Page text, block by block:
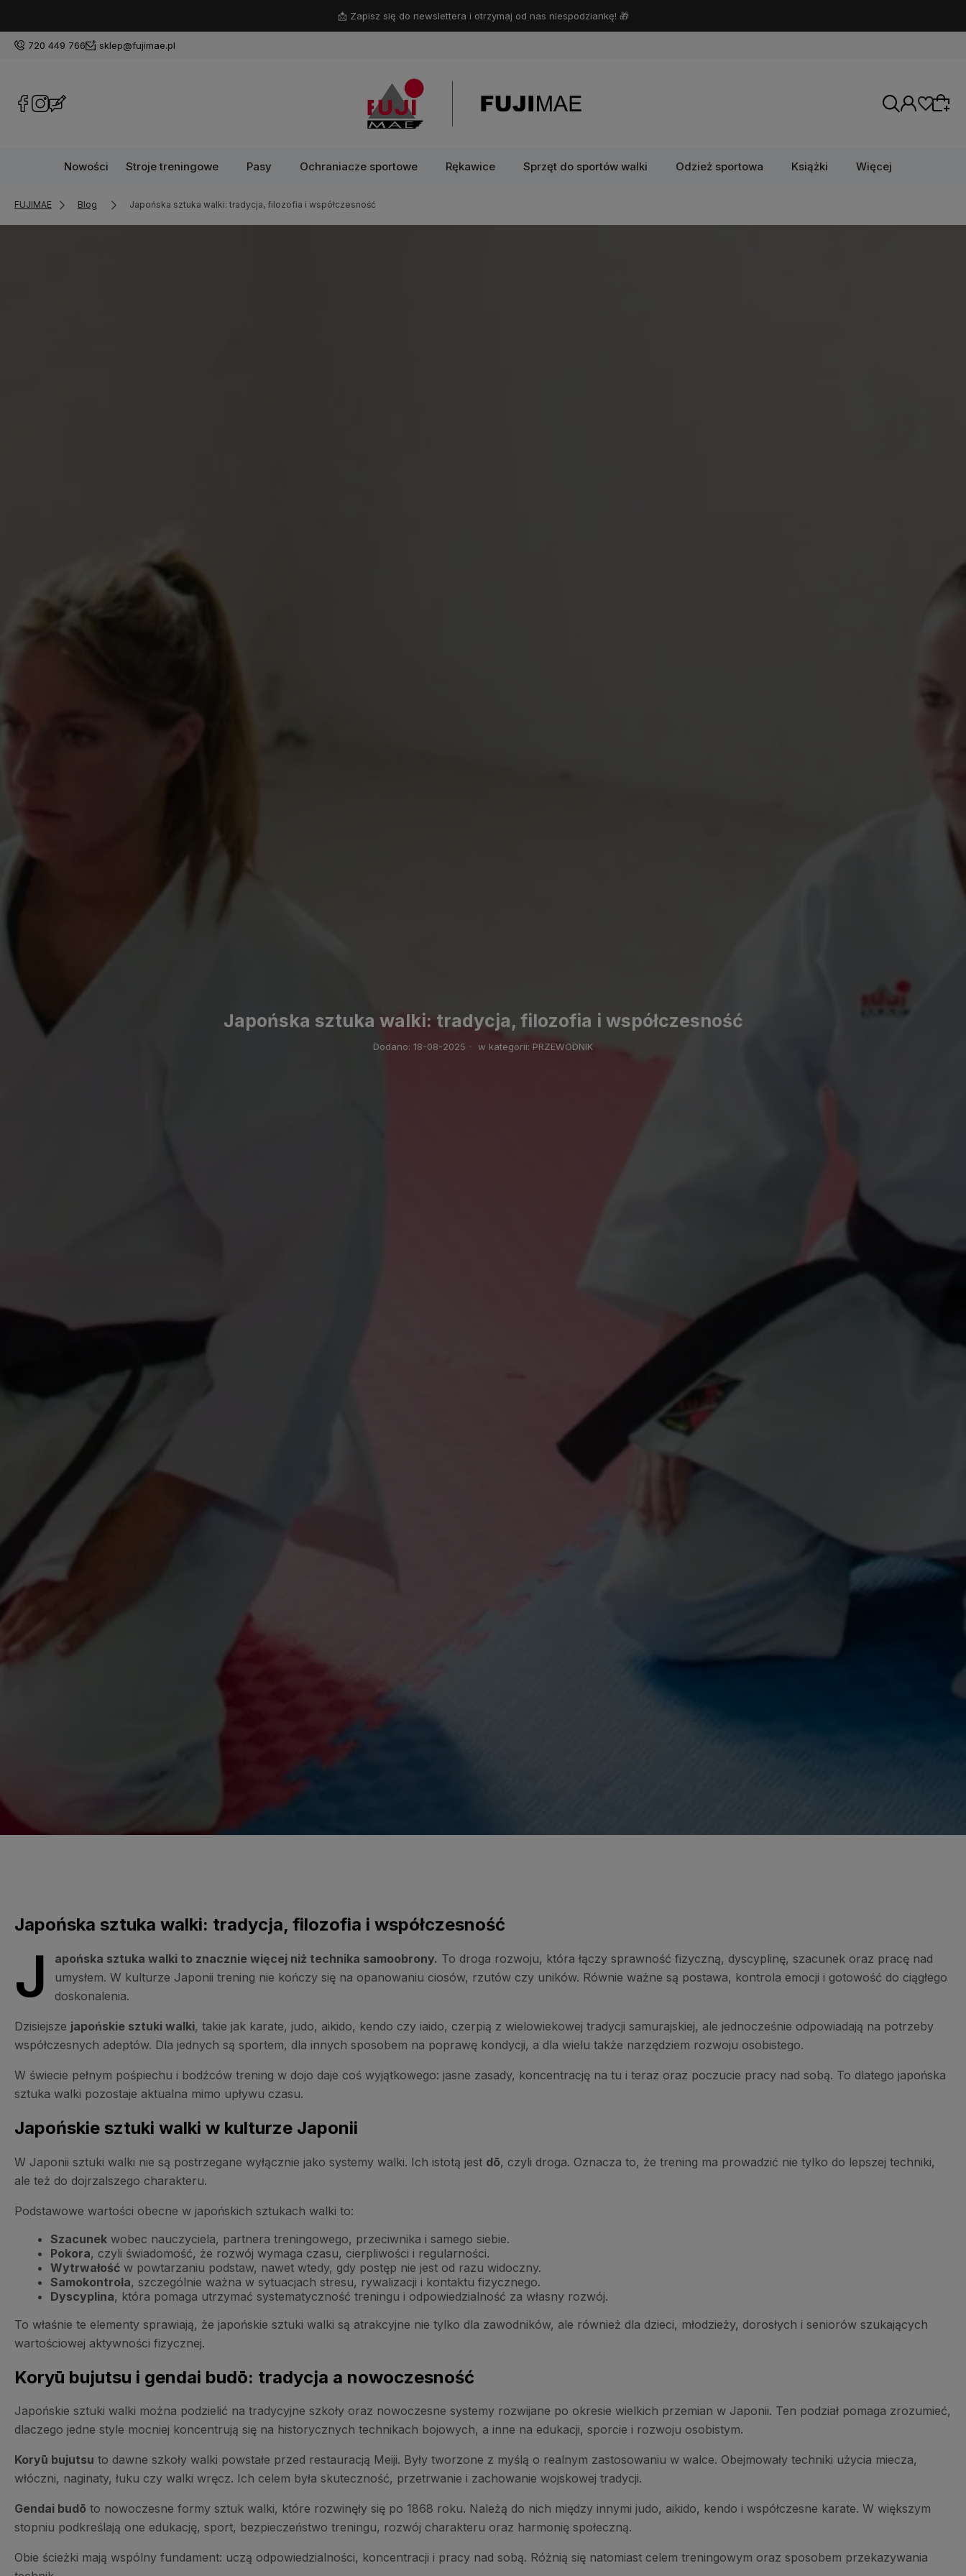
📩 Zapisz się do newslettera i otrzymaj od nas niespodziankę! 🎁
720 449 766 sklep@fujimae.pl
Nowości Stroje treningowe Pasy Ochraniacze sportowe Rękawice Sprzęt do sportów walki Odzież sportowa Książki Więcej
FUJIMAE Blog Japońska sztuka walki: tradycja, filozofia i współczesność
Japońska sztuka walki: tradycja, filozofia i współczesność
Dodano: 18-08-2025 · w kategorii: PRZEWODNIK
Japońska sztuka walki: tradycja, filozofia i współczesność
J apońska sztuka walki to znacznie więcej niż technika samoobrony. To droga rozwoju, która łączy sprawność fizyczną, dyscyplinę, szacunek oraz pracę nad
umysłem. W kulturze Japonii trening nie kończy się na opanowaniu ciosów, rzutów czy uników. Równie ważne są postawa, kontrola emocji i gotowość do ciągłego
doskonalenia.
Dzisiejsze japońskie sztuki walki, takie jak karate, judo, aikido, kendo czy iaido, czerpią z wielowiekowej tradycji samurajskiej, ale jednocześnie odpowiadają na potrzeby
współczesnych adeptów. Dla jednych są sportem, dla innych sposobem na poprawę kondycji, a dla wielu także narzędziem rozwoju osobistego.
W świecie pełnym pośpiechu i bodźców trening w dojo daje coś wyjątkowego: jasne zasady, koncentrację na tu i teraz oraz poczucie pracy nad sobą. To dlatego japońska
sztuka walki pozostaje aktualna mimo upływu czasu.
Japońskie sztuki walki w kulturze Japonii
W Japonii sztuki walki nie są postrzegane wyłącznie jako systemy walki. Ich istotą jest dō, czyli droga. Oznacza to, że trening ma prowadzić nie tylko do lepszej techniki,
ale też do dojrzalszego charakteru.
Podstawowe wartości obecne w japońskich sztukach walki to:
Szacunek wobec nauczyciela, partnera treningowego, przeciwnika i samego siebie.
Pokora, czyli świadomość, że rozwój wymaga czasu, cierpliwości i regularności.
Wytrwałość w powtarzaniu podstaw, nawet wtedy, gdy postęp nie jest od razu widoczny.
Samokontrola, szczególnie ważna w sytuacjach stresu, rywalizacji i kontaktu fizycznego.
Dyscyplina, która pomaga utrzymać systematyczność treningu i odpowiedzialność za własny rozwój.
To właśnie te elementy sprawiają, że japońskie sztuki walki są atrakcyjne nie tylko dla zawodników, ale również dla dzieci, młodzieży, dorosłych i seniorów szukających
wartościowej aktywności fizycznej.
Koryū bujutsu i gendai budō: tradycja a nowoczesność
Japońskie sztuki walki można podzielić na tradycyjne szkoły oraz nowoczesne systemy rozwijane po okresie wielkich przemian w Japonii. Ten podział pomaga zrozumieć,
dlaczego jedne style mocniej koncentrują się na historycznych technikach bojowych, a inne na edukacji, sporcie i rozwoju osobistym.
Koryū bujutsu to dawne szkoły walki powstałe przed restauracją Meiji. Były tworzone z myślą o realnym zastosowaniu w walce. Obejmowały techniki użycia miecza,
włóczni, naginaty, łuku czy walki wręcz. Ich celem była skuteczność, przetrwanie i zachowanie wojskowej tradycji.
Gendai budō to nowoczesne formy sztuk walki, które rozwinęły się po 1868 roku. Należą do nich między innymi judo, aikido, kendo i współczesne karate. W większym
stopniu podkreślają one edukację, sport, bezpieczeństwo treningu, rozwój charakteru oraz harmonię społeczną.
Obie ścieżki mają wspólny fundament: uczą odpowiedzialności, koncentracji i pracy nad sobą. Różnią się natomiast celem treningowym oraz sposobem przekazywania